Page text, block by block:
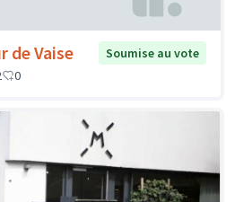
de Vaise
Soumise au vote
0